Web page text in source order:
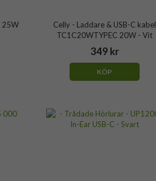
25W
Celly - Laddare & USB-C kabel
TC1C20WTYPEC 20W - Vit
349 kr
KÖP